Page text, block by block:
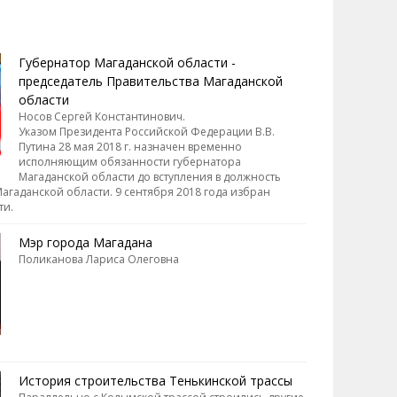
Губернатор Магаданской области -
председатель Правительства Магаданской
области
Носов Сергей Константинович.
Указом Президента Российской Федерации В.В.
Путина 28 мая 2018 г. назначен временно
исполняющим обязанности губернатора
Магаданской области до вступления в должность
области. 9 сентября 2018 года избран
Мэр города Магадана
Поликанова Лариса Олеговна
История строительства Тенькинской трассы